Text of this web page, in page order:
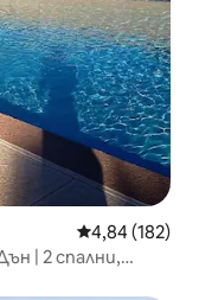
Средна
4,84 (182)
| 2 спални,